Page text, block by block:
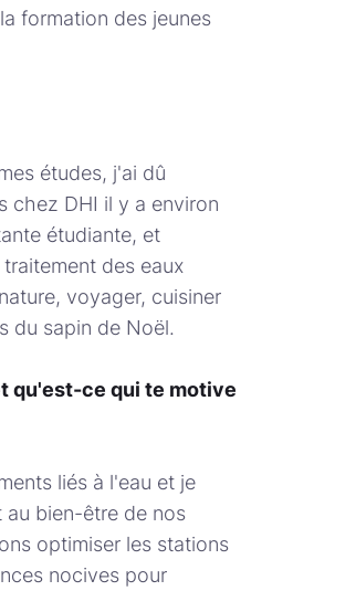
formation des jeunes
études, j'ai dû
chez DHI il y a environ
étudiante, et
des eaux
voyager, cuisiner
du sapin de Noël.
qu'est-ce qui te motive
liés à l'eau et je
au bien-être de nos
optimiser les stations
nocives pour